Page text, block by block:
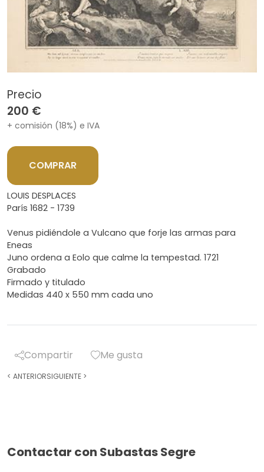
Precio
200 €
+ comisión (18%) e IVA
COMPRAR
LOUIS DESPLACES
París 1682 - 1739
Venus pidiéndole a Vulcano que forje las armas para
Eneas
Juno ordena a Eolo que calme la tempestad. 1721
Grabado
Firmado y titulado
Medidas 440 x 550 mm cada uno
Compartir Me gusta
< ANTERIORSIGUIENTE >
Contactar con Subastas Segre